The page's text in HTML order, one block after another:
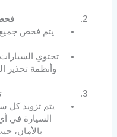
يتم فحص جميع
تحتوي
وأنظمة تحذير
السيارة في
بالأمان،